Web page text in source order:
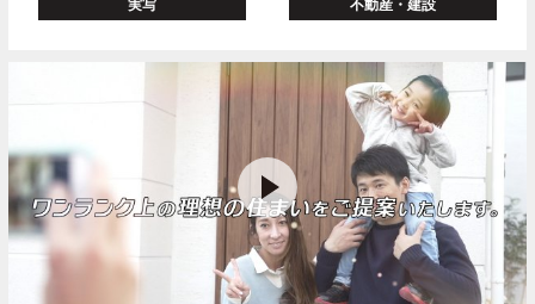
実写 不動産・建設